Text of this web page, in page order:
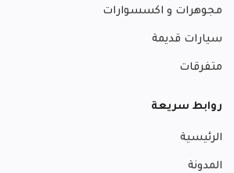
مجوهرات و اكسسوارات
سيارات قديمة
متفرقات
روابط سريعة
الرئيسية
المدونة